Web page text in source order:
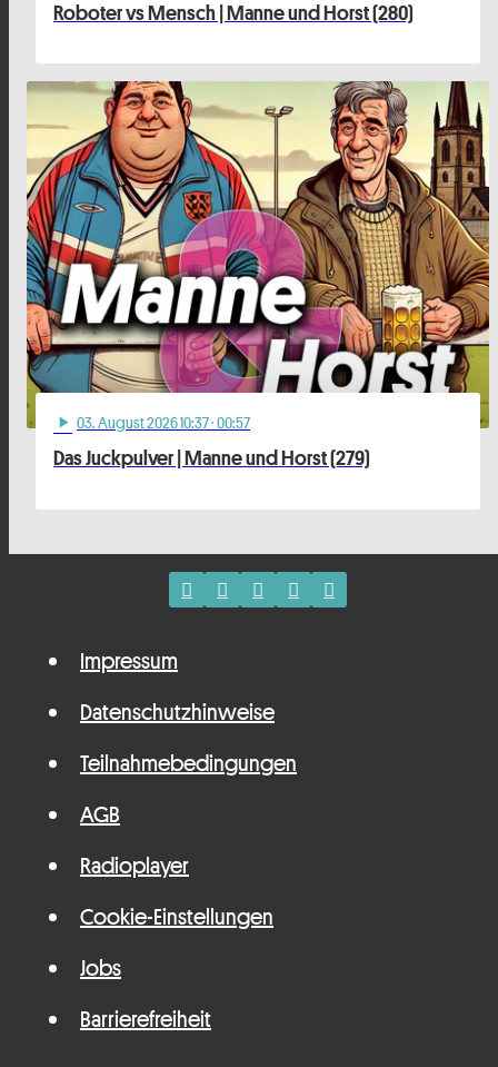
Roboter vs Mensch | Manne und Horst (280)
play_arrow 03. August 2026 10:37· 00:57
Das Juckpulver | Manne und Horst (279)
Impressum
Datenschutzhinweise
Teilnahmebedingungen
AGB
Radioplayer
Cookie-Einstellungen
Jobs
Barrierefreiheit